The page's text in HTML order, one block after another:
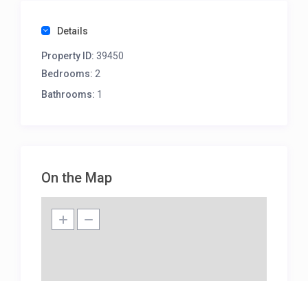
Details
Property ID: 39450
Bedrooms: 2
Bathrooms: 1
On the Map